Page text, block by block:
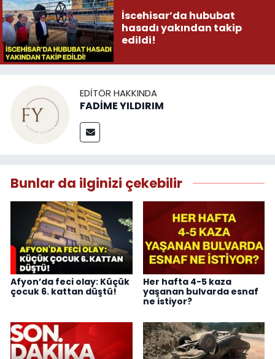
İscehisar’da hububat
hasadı yakından takip
edildi!
EDITÖR HAKKINDA
FADİME YILDIRIM
Bunlar da ilginizi çekebilir
Afyon’da feci olay: Küçük
çocuk 6. kattan düştü!
Her hafta 4-5 kaza
yaşanan bulvarda esnaf
ne istiyor?